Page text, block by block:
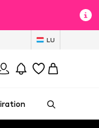
LU